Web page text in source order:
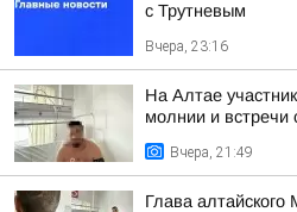
с Трутневым
Вчера, 23:16
На Алтае
молнии и встречи
Вчера, 21:49
Глава